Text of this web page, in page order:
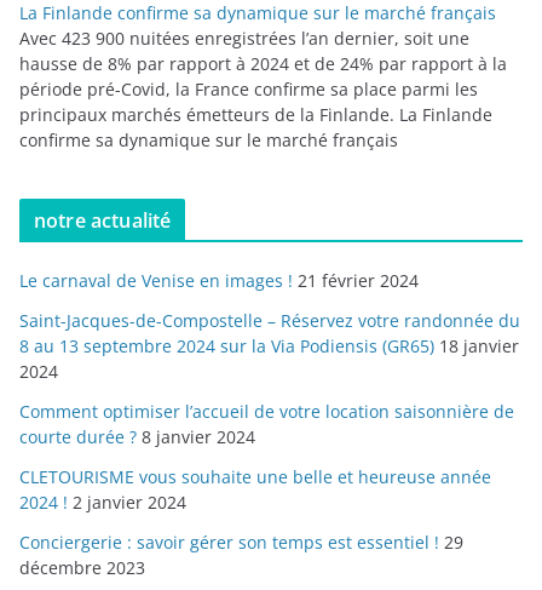
La Finlande confirme sa dynamique sur le marché français
Avec 423 900 nuitées enregistrées l’an dernier, soit une
hausse de 8% par rapport à 2024 et de 24% par rapport à la
période pré-Covid, la France confirme sa place parmi les
principaux marchés émetteurs de la Finlande. La Finlande
confirme sa dynamique sur le marché français
notre actualité
Le carnaval de Venise en images ! 21 février 2024
Saint-Jacques-de-Compostelle – Réservez votre randonnée du
8 au 13 septembre 2024 sur la Via Podiensis (GR65) 18 janvier
2024
Comment optimiser l’accueil de votre location saisonnière de
courte durée ? 8 janvier 2024
CLETOURISME vous souhaite une belle et heureuse année
2024 ! 2 janvier 2024
Conciergerie : savoir gérer son temps est essentiel ! 29
décembre 2023